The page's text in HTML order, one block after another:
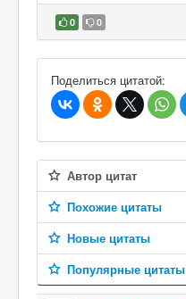
0 0
В избранное
Поделиться цитатой:
Автор цитат
Похожие цитаты
Новые цитаты
Популярные цитаты